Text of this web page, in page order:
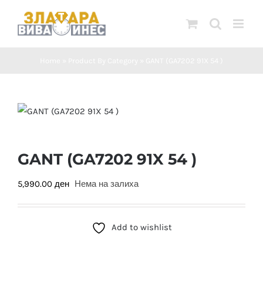
GANT (GA7202 91X 54 )
5,990.00 ден Нема на залиха
Add to wishlist